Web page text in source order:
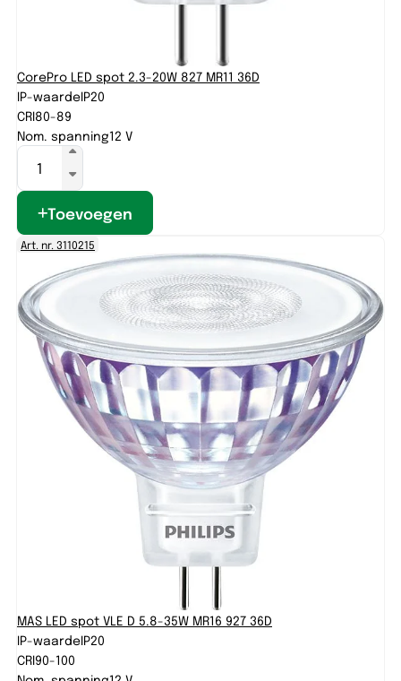
CorePro LED spot 2.3-20W 827 MR11 36D
IP-waardeIP20
CRI80-89
Nom. spanning12 V
Toevoegen
Art. nr. 3110215
MAS LED spot VLE D 5.8-35W MR16 927 36D
IP-waardeIP20
CRI90-100